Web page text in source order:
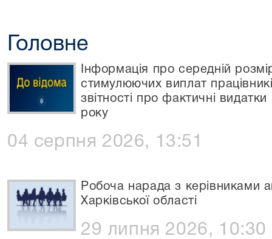
Головне
Інформація про середній
стимулюючих виплат
звітності про фактичні
року
04 серпня 2026, 13:51
Робоча нарада з керівниками
Харківської області
29 липня 2026, 10:30